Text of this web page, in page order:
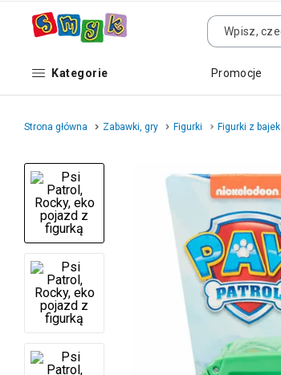
Kategorie Promocje
Strona główna Zabawki, gry Figurki Figurki z bajek